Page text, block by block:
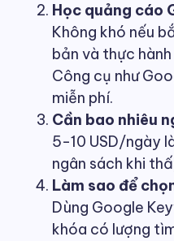
Học quảng cáo
Không khó nếu
bản và thực
Công cụ như
miễn phí.
Cần bao nhiêu
5-10 USD/ngày
ngân sách khi
Làm sao để
Dùng Google
khóa có lượng